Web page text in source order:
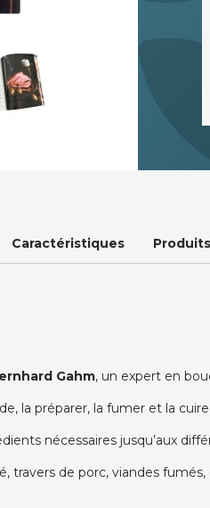
Caractéristiques
Gahm, un expert en
la préparer, la fumer et la
nécessaires jusqu’aux
travers de porc, viandes fumés,